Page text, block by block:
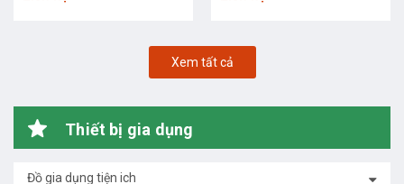
Xem tất cả
Thiết bị gia dụng
Đồ gia dụng tiện ich